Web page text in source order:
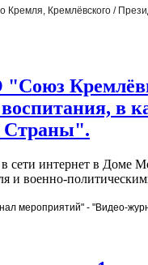
Кремля, Кремлёвского /
"Союз
в
Страны".
интернет в Доме
и военно-
мероприятий" - "Видео-